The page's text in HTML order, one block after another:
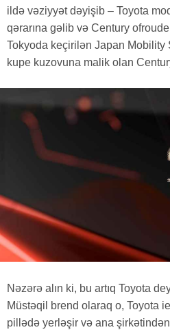
ildə vəziyyət dəyişib – Toyota
qərarına gəlib və Century
Tokyoda keçirilən Japan
kupe kuzovuna malik olan
Nəzərə alın ki, bu artıq Toyota
Müstəqil brend olaraq o, Toyota
pillədə yerləşir və ana